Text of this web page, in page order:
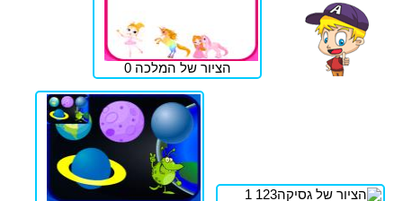
הציור של המלכה 0